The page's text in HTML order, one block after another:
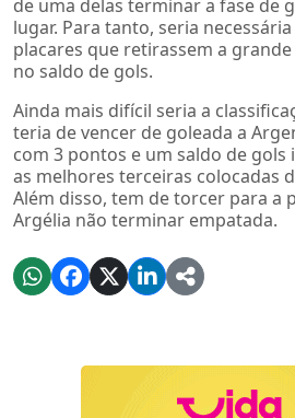
de uma delas terminar a fase de
lugar. Para tanto, seria
placares que retirassem a
no saldo de gols.
Ainda mais difícil seria a
teria de vencer de goleada a
com 3 pontos e um saldo de
as melhores terceiras colocadas
Além disso, tem de torcer para a
Argélia não terminar empatada.